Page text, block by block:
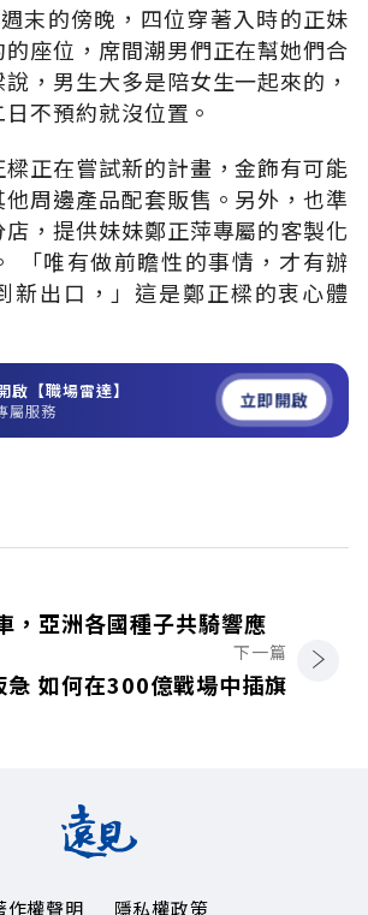
末的傍晚，四位穿著入時的正妹
座位，席間潮男們正在幫她們合
，男生大多是陪女生一起來的，
不預約就沒位置。
正在嘗試新的計畫，金飾有可能
周邊產品配套販售。另外，也準
，提供妹妹鄭正萍專屬的客製化
「唯有做前瞻性的事情，才有辦
新出口，」這是鄭正樑的衷心體
啟【職場雷達】
屬服務 立即開啟
，亞洲各國種子共騎響應
下一篇
急 如何在300億戰場中插旗
作權聲明 隱私權政策